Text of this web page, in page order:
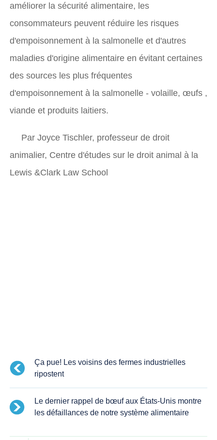
améliorer la sécurité alimentaire, les
consommateurs peuvent réduire les risques
d'empoisonnement à la salmonelle et d'autres
maladies d'origine alimentaire en évitant certaines
des sources les plus fréquentes
d'empoisonnement à la salmonelle - volaille, œufs ,
viande et produits laitiers.
Par Joyce Tischler, professeur de droit
animalier, Centre d'études sur le droit animal à la
Lewis &Clark Law School
Ça pue! Les voisins des fermes industrielles
ripostent
Le dernier rappel de bœuf aux États-Unis montre
les défaillances de notre système alimentaire